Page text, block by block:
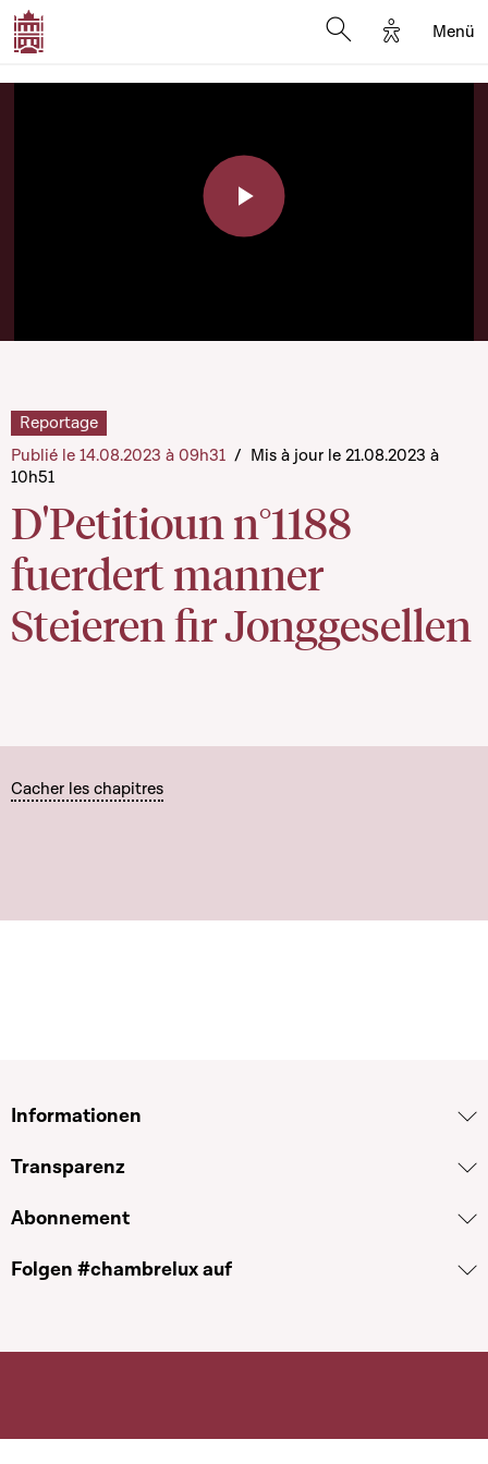
Options
Menü
Play
D'Petitioun n°1188
fuerdert manner
Steieren fir Jonggesellen
Reportage
Publié le 14.08.2023 à 09h31 / Mis à jour le 21.08.2023 à
10h51
Cacher les chapitres
Informationen
Transparenz
Abonnement
Folgen #chambrelux auf